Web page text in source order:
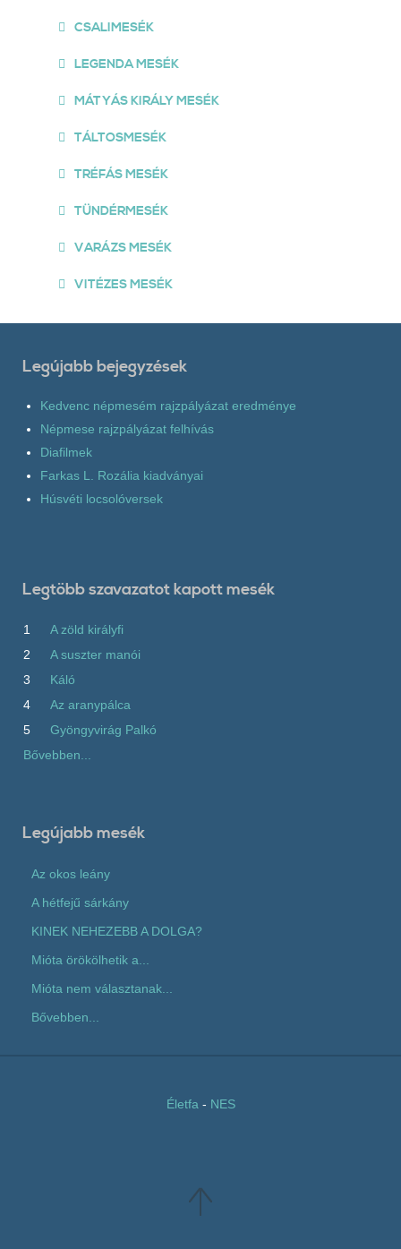
CSALIMESÉK
LEGENDA MESÉK
MÁTYÁS KIRÁLY MESÉK
TÁLTOSMESÉK
TRÉFÁS MESÉK
TÜNDÉRMESÉK
VARÁZS MESÉK
VITÉZES MESÉK
Legújabb bejegyzések
Kedvenc népmesém rajzpályázat eredménye
Népmese rajzpályázat felhívás
Diafilmek
Farkas L. Rozália kiadványai
Húsvéti locsolóversek
Legtöbb szavazatot kapott mesék
1
A zöld királyfi
2
A suszter manói
3
Káló
4
Az aranypálca
5
Gyöngyvirág Palkó
Bővebben...
Legújabb mesék
Az okos leány
A hétfejű sárkány
KINEK NEHEZEBB A DOLGA?
Mióta örökölhetik a...
Mióta nem választanak...
Bővebben...
Életfa - NES